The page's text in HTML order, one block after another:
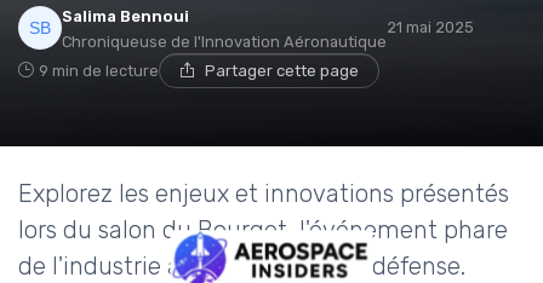
Salima Bennoui
Chroniqueuse de l'Innovation Aéronautique
21 mai 2025
9 min de lecture Partager cette page
Explorez les enjeux et innovations présentés
lors du salon du Bourget, l'événement phare
de l'industrie aérospatiale et de défense.